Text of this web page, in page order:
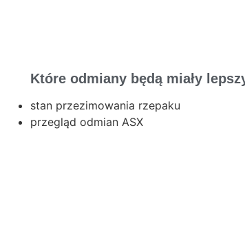
Które odmiany będą miały
stan przezimowania rzepaku
przegląd odmian ASX